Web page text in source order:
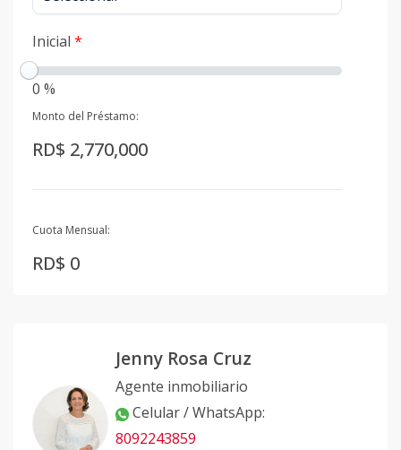
Inicial *
0 %
Monto del Préstamo:
RD$ 2,770,000
Cuota Mensual:
RD$ 0
Jenny Rosa Cruz
Agente inmobiliario
Celular / WhatsApp:
8092243859